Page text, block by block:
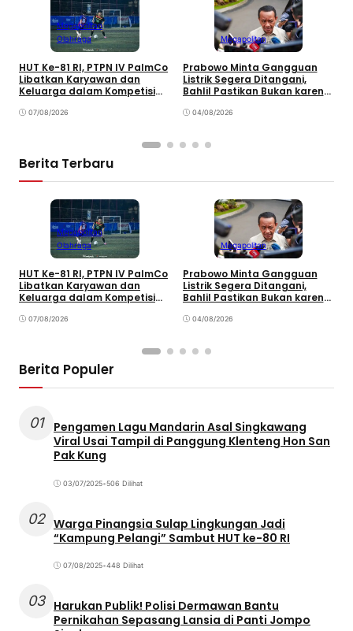
Megapolitan
Olahraga
HUT Ke-81 RI, PTPN IV PalmCo
Libatkan Karyawan dan
Keluarga dalam Kompetisi
07/08/2026
Megapolitan
Prabowo Minta Gangguan
Listrik Segera Ditangani,
Bahlil Pastikan Bukan karena
04/08/2026
Berita Terbaru
Megapolitan
Olahraga
HUT Ke-81 RI, PTPN IV PalmCo
Libatkan Karyawan dan
Keluarga dalam Kompetisi
07/08/2026
Megapolitan
Prabowo Minta Gangguan
Listrik Segera Ditangani,
Bahlil Pastikan Bukan karena
04/08/2026
Berita Populer
01
Pengamen Lagu Mandarin Asal Singkawang
Viral Usai Tampil di Panggung Klenteng Hon San
Pak Kung
03/07/2025•506 Dilihat
02 Warga Pinangsia Sulap Lingkungan Jadi
“Kampung Pelangi” Sambut HUT ke-80 RI
07/08/2025•448 Dilihat
03 Harukan Publik! Polisi Dermawan Bantu
Pernikahan Sepasang Lansia di Panti Jompo